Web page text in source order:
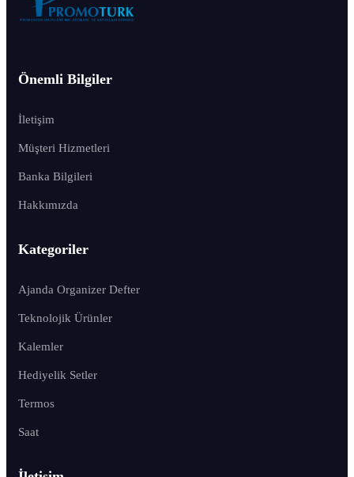
Önemli Bilgiler
İletişim
Müşteri Hizmetleri
Banka Bilgileri
Hakkımızda
Kategoriler
Ajanda Organizer Defter
Teknolojik Ürünler
Kalemler
Hediyelik Setler
Termos
Saat